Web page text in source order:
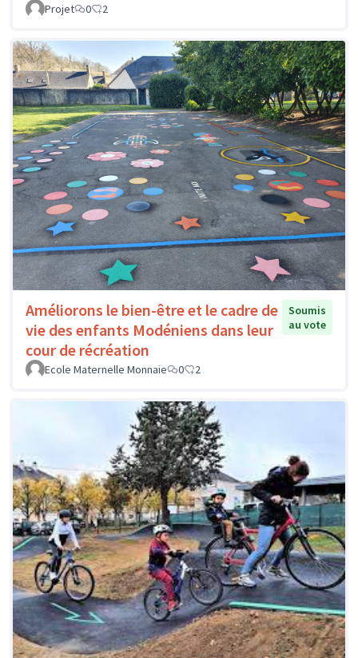
Projet
0 2
Améliorons le bien-être et le cadre de
vie des enfants Modéniens dans leur
cour de récréation
Soumis
au vote
Ecole Maternelle Monnaie 0 2